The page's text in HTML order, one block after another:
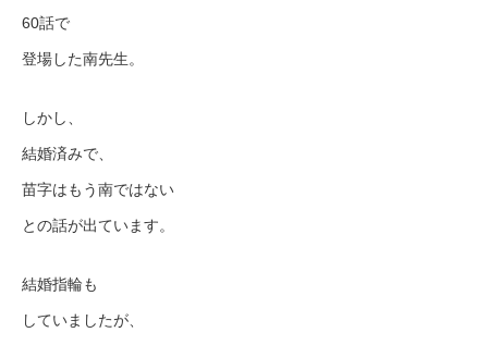
60話で
登場した南先生。
しかし、
結婚済みで、
苗字はもう南ではない
との話が出ています。
結婚指輪も
していましたが、